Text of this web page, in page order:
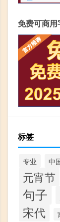
免费可商
标签
专业 中
元宵节
句子
宋代